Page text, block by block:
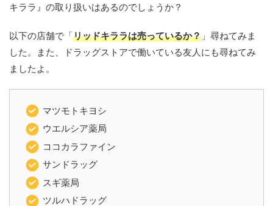
キララ』の取り扱いはあるのでしょうか？
以下の店舗で「リッドキララは売っているか？ 」尋ねてみま
した。また、ドラッグストアで働いている友人にも尋ねてみ
ましたよ。
マツモトキヨシ
ウエルシア薬局
ココカラファイン
サンドラッグ
スギ薬局
ツルハドラッグ